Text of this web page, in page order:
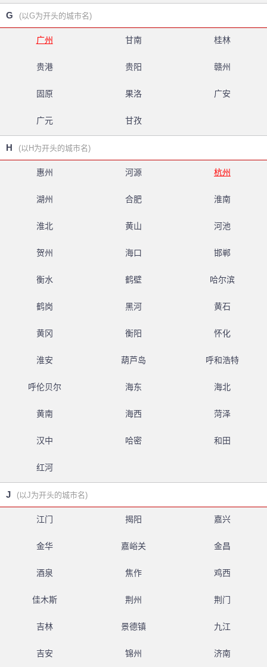
G (以G为开头的城市名)
广州 甘南 桂林
贵港 贵阳 赣州
固原 果洛 广安
广元 甘孜
H (以H为开头的城市名)
惠州 河源 杭州
湖州 合肥 淮南
淮北 黄山 河池
贺州 海口 邯郸
衡水 鹤壁 哈尔滨
鹤岗 黑河 黄石
黄冈 衡阳 怀化
淮安 葫芦岛 呼和浩特
呼伦贝尔 海东 海北
黄南 海西 菏泽
汉中 哈密 和田
红河
J (以J为开头的城市名)
江门 揭阳 嘉兴
金华 嘉峪关 金昌
酒泉 焦作 鸡西
佳木斯 荆州 荆门
吉林 景德镇 九江
吉安 锦州 济南